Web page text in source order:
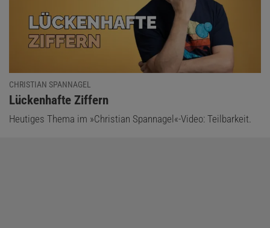
CHRISTIAN SPANNAGEL
:
Lückenhafte Ziffern
Heutiges Thema im »Christian Spannagel«-Video: Teilbarkeit.